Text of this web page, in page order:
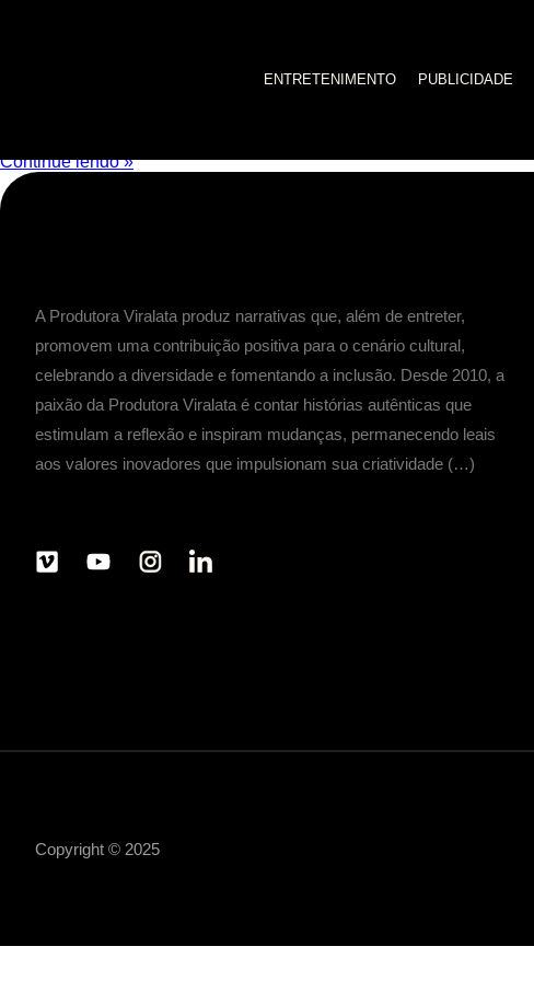
ENTRETENIMENTO PUBLICIDADE
Continue lendo »
A Produtora Viralata produz narrativas que, além de entreter,
promovem uma contribuição positiva para o cenário cultural,
celebrando a diversidade e fomentando a inclusão. Desde 2010, a
paixão da Produtora Viralata é contar histórias autênticas que
estimulam a reflexão e inspiram mudanças, permanecendo leais
aos valores inovadores que impulsionam sua criatividade (…)
Copyright © 2025